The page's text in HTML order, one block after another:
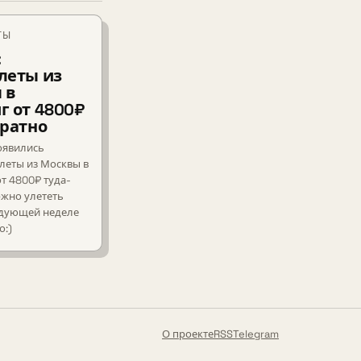
из
в
от 4800₽
из Москвы в
4800₽ туда-
улететь
неделе
О проектеRSSTelegram